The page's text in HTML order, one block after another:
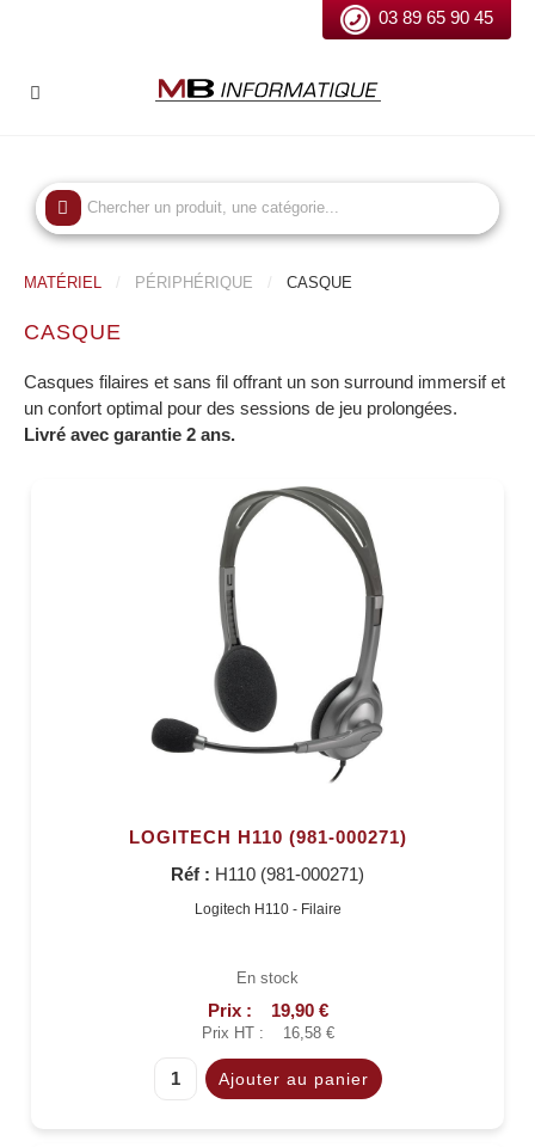
03 89 65 90 45
MATÉRIEL PÉRIPHÉRIQUE CASQUE
CASQUE
Casques filaires et sans fil offrant un son surround immersif et
un confort optimal pour des sessions de jeu prolongées.
Livré avec garantie 2 ans.
LOGITECH H110 (981-000271)
Réf : H110 (981-000271)
Logitech H110 - Filaire
En stock
Prix : 19,90 €
Prix HT : 16,58 €